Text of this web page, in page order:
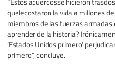
quelecostaron la vida a millones
miembros de las fuerzas armadas
aprender de la historia?
‘Estados Unidos primero’
primero”, concluye.